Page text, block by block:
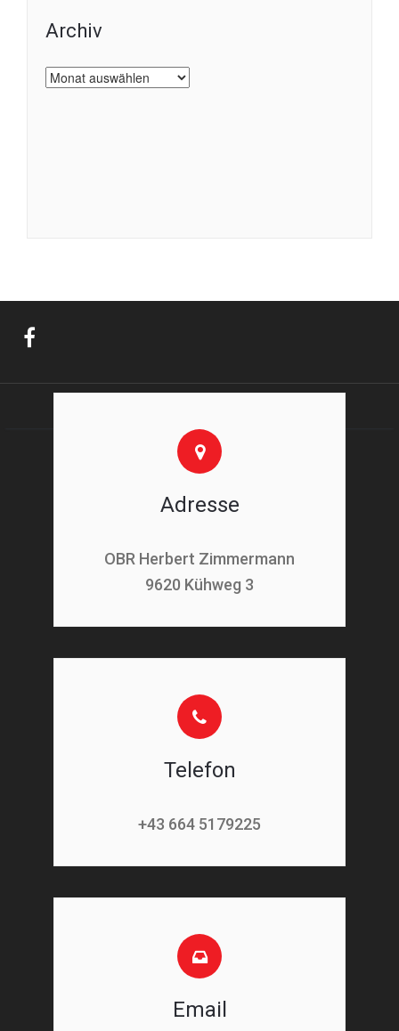
Archiv
Archiv
Adresse
OBR Herbert Zimmermann
9620 Kühweg 3
Telefon
+43 664 5179225
Email